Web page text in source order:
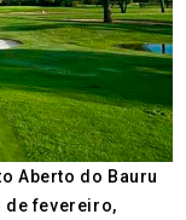
Aberto do Bauru
de fevereiro,